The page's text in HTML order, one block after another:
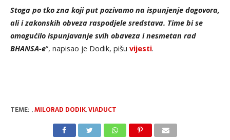
Stoga po tko zna koji put pozivamo na ispunjenje dogovora,
ali i zakonskih obveza raspodjele sredstava. Time bi se
omogućilo ispunjavanje svih obaveza i nesmetan rad
BHANSA-e“, napisao je Dodik, pišu vijesti.
TEME: ,MILORAD DODIK,VIADUCT